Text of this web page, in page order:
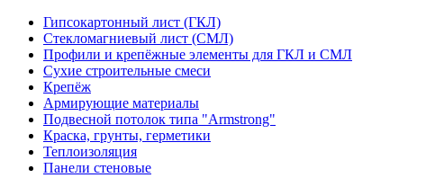
Гипсокартонный лист (ГКЛ)
Стекломагниевый лист (СМЛ)
Профили и крепёжные элементы для ГКЛ и СМЛ
Сухие строительные смеси
Крепёж
Армирующие материалы
Подвесной потолок типа "Armstrong"
Краска, грунты, герметики
Теплоизоляция
Панели стеновые